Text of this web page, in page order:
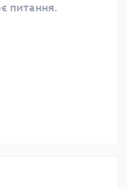
питання.